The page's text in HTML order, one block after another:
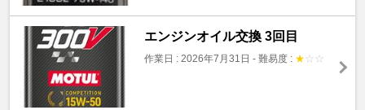
エンジンオイル交換 3回目
作業日 : 2026年7月31日 - 難易度 : ★ ☆ ☆